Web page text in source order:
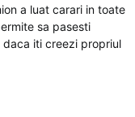
a luat carari in toate
sa pasesti
daca iti creezi propriul